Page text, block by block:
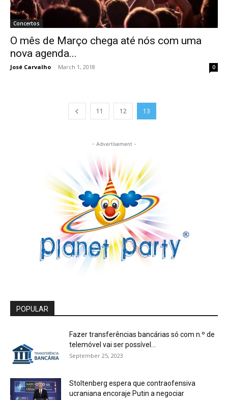
Concertos
O mês de Março chega até nós com uma
nova agenda...
José Carvalho - March 1, 2018 0
11 12 13
- Advertisement -
POPULAR
Fazer transferências bancárias só com n.º de
telemóvel vai ser possível...
September 25, 2023
Stoltenberg espera que contraofensiva
ucraniana encoraje Putin a negociar